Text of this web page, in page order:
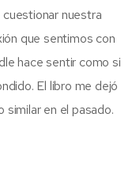
nuestra
que sentimos con
hace sentir como si
El libro me dejó
similar en el pasado.